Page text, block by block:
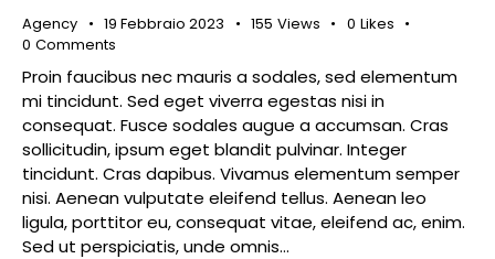
Agency 19 Febbraio 2023 155 Views 0 Likes
0 Comments
Proin faucibus nec mauris a sodales, sed elementum
mi tincidunt. Sed eget viverra egestas nisi in
consequat. Fusce sodales augue a accumsan. Cras
sollicitudin, ipsum eget blandit pulvinar. Integer
tincidunt. Cras dapibus. Vivamus elementum semper
nisi. Aenean vulputate eleifend tellus. Aenean leo
ligula, porttitor eu, consequat vitae, eleifend ac, enim.
Sed ut perspiciatis, unde omnis…